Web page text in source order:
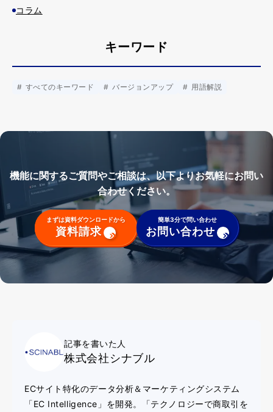
コラム
キーワード
すべてのキーワード バージョンアップ 用語解説
機能に関するご質問やご相談は、以下よりお気軽にお問い
合わせください。
まずは資料ダウンロードから
資料請求
簡単3分で問い合わせ
お問い合わせ
記事を書いた人
株式会社シナブル
ECサイト特化のデータ分析＆マーケティングシステム
「EC Intelligence」を開発。「テクノロジーで商取引を